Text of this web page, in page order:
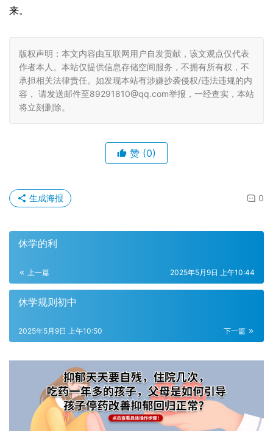
来。
版权声明：本文内容由互联网用户自发贡献，该文观点仅代表
作者本人。本站仅提供信息存储空间服务，不拥有所有权，不
承担相关法律责任。如发现本站有涉嫌抄袭侵权/违法违规的内
容， 请发送邮件至89291810@qq.com举报，一经查实，本站
将立刻删除。
赞 (0)
0
生成海报
休学的利
上一篇 2025年5月9日 上午10:44
休学规则初中
下一篇
2025年5月9日 上午10:50